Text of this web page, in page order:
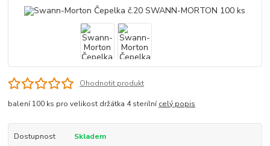
Ohodnotit produkt
balení 100 ks pro velikost držátka 4 sterilnícelý popis
Dostupnost Skladem